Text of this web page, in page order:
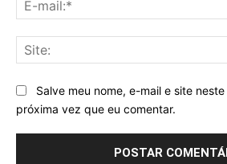
Salve meu nome, e-mail e site
próxima vez que eu comentar.